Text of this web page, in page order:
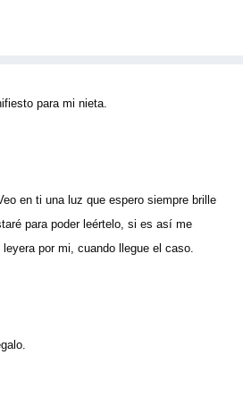
para mi nieta.
en ti una luz que espero siempre brille
para poder leértelo, si es así me
por mi, cuando llegue el caso.